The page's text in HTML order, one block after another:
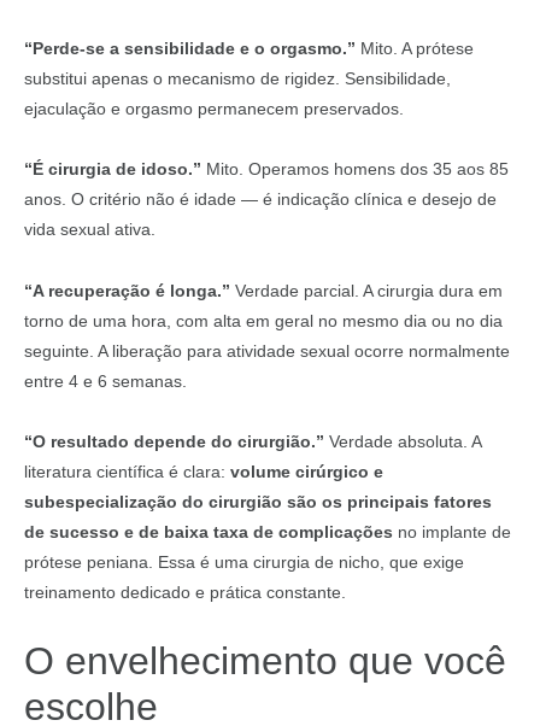
“Perde-se a sensibilidade e o orgasmo.” Mito. A prótese
substitui apenas o mecanismo de rigidez. Sensibilidade,
ejaculação e orgasmo permanecem preservados.
“É cirurgia de idoso.” Mito. Operamos homens dos 35 aos 85
anos. O critério não é idade — é indicação clínica e desejo de
vida sexual ativa.
“A recuperação é longa.” Verdade parcial. A cirurgia dura em
torno de uma hora, com alta em geral no mesmo dia ou no dia
seguinte. A liberação para atividade sexual ocorre normalmente
entre 4 e 6 semanas.
“O resultado depende do cirurgião.” Verdade absoluta. A
literatura científica é clara: volume cirúrgico e
subespecialização do cirurgião são os principais fatores
de sucesso e de baixa taxa de complicações no implante de
prótese peniana. Essa é uma cirurgia de nicho, que exige
treinamento dedicado e prática constante.
O envelhecimento que você
escolhe